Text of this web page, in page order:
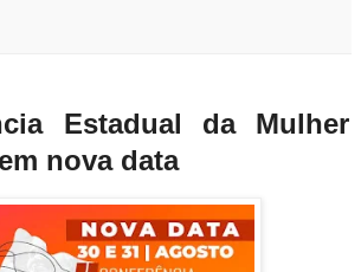
Estadual da Mulher
nova data